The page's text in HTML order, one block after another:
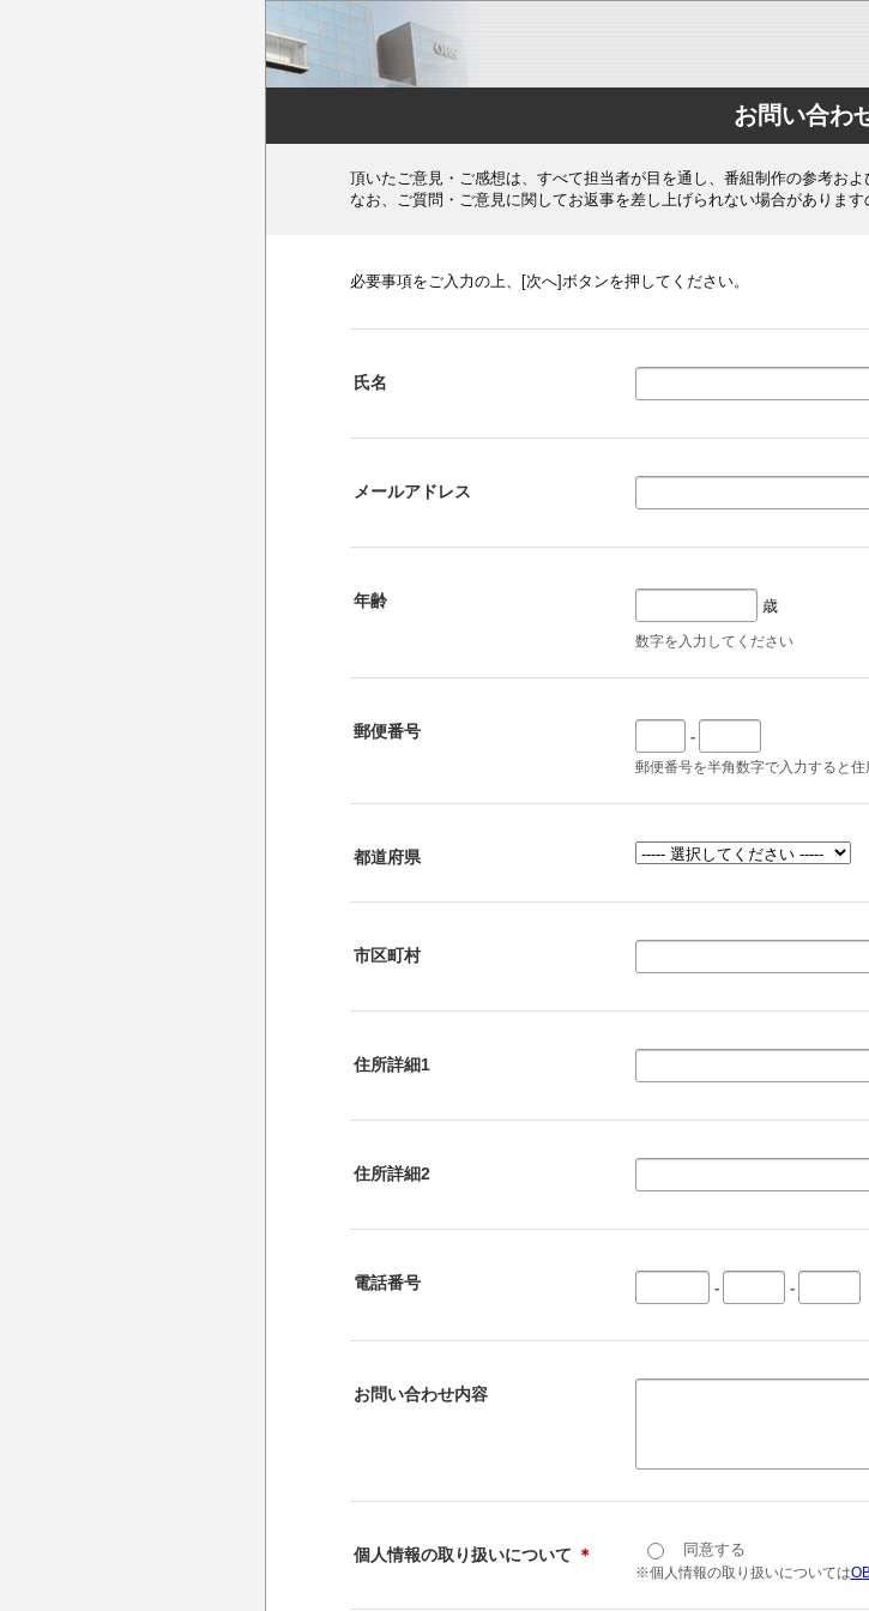
お問い合わ
頂いたご意見・ご感想は、すべて担当者が目を通し、番組制作の参考およ
なお、ご質問・ご意見に関してお返事を差し上げられない場合があります
必要事項をご入力の上、[次へ]ボタンを押してください。
氏名
メールアドレス
年齢 歳
数字を入力してください
郵便番号 -
郵便番号を半角数字で入力すると住
都道府県
市区町村
住所詳細1
住所詳細2
電話番号 - -
お問い合わせ内容
個人情報の取り扱いについて ＊ 同意する
※個人情報の取り扱いについては